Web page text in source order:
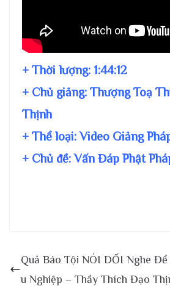
+ Thời lượng: 1:44:12
+ Chủ giảng: Thượng Toạ
Thịnh
+ Thể loại: Video Giảng
+ Chủ đề:Vấn Đáp Phật
Quả Báo Tội NÓI DỐI Nghe Để
u Nghiệp – Thầy Thích Đạo